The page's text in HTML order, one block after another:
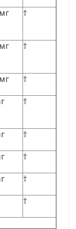
†
†
†
†
†
†
†
†